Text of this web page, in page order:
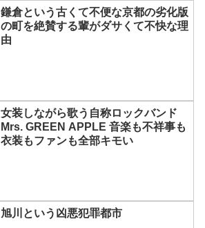
鎌倉という古くて不便な京都の劣化版
の町を絶賛する輩がダサくて不快な理
由
女装しながら歌う自称ロックバンド
Mrs. GREEN APPLE 音楽も不祥事も
衣装もファンも全部キモい
旭川という凶悪犯罪都市